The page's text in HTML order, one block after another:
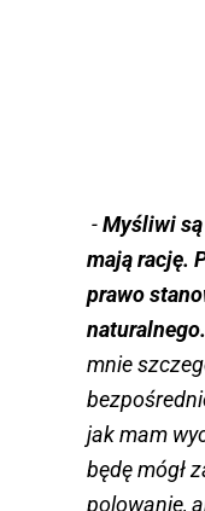
-Myśliwi
mają rację.
prawo
naturalnego.
mnie
jak mam
będę mógł
polowanie,